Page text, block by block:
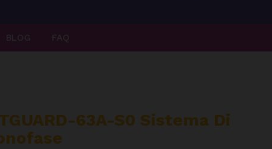
BLOG FAQ
63A-S0 Sistema Di